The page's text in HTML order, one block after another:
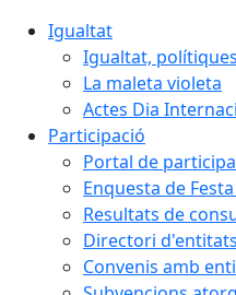
Igualtat
Igualtat,
La maleta violeta
Actes Dia
Participació
Portal de
Enquesta de
Resultats de
Directori d'entitats
Convenis amb